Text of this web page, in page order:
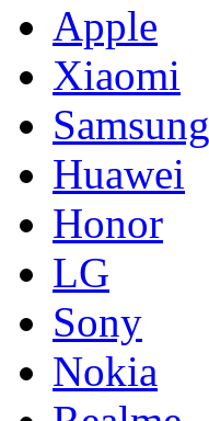
Apple
Xiaomi
Samsung
Huawei
Honor
LG
Sony
Nokia